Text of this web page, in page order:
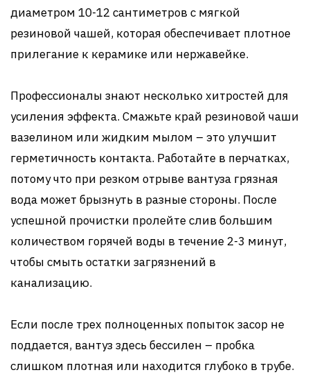
диаметром 10-12 сантиметров с мягкой
резиновой чашей, которая обеспечивает плотное
прилегание к керамике или нержавейке.
Профессионалы знают несколько хитростей для
усиления эффекта. Смажьте край резиновой чаши
вазелином или жидким мылом – это улучшит
герметичность контакта. Работайте в перчатках,
потому что при резком отрыве вантуза грязная
вода может брызнуть в разные стороны. После
успешной прочистки пролейте слив большим
количеством горячей воды в течение 2-3 минут,
чтобы смыть остатки загрязнений в
канализацию.
Если после трех полноценных попыток засор не
поддается, вантуз здесь бессилен – пробка
слишком плотная или находится глубоко в трубе.